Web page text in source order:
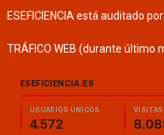
ESEFICIENCIA está auditado por
TRÁFICO WEB (durante último